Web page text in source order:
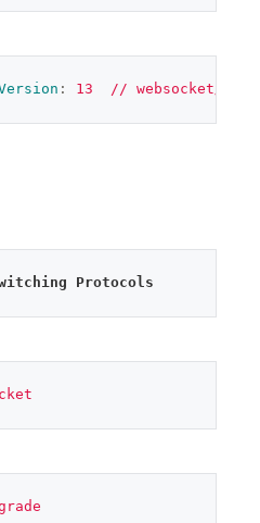
: 13  // websocket版本
Protocols